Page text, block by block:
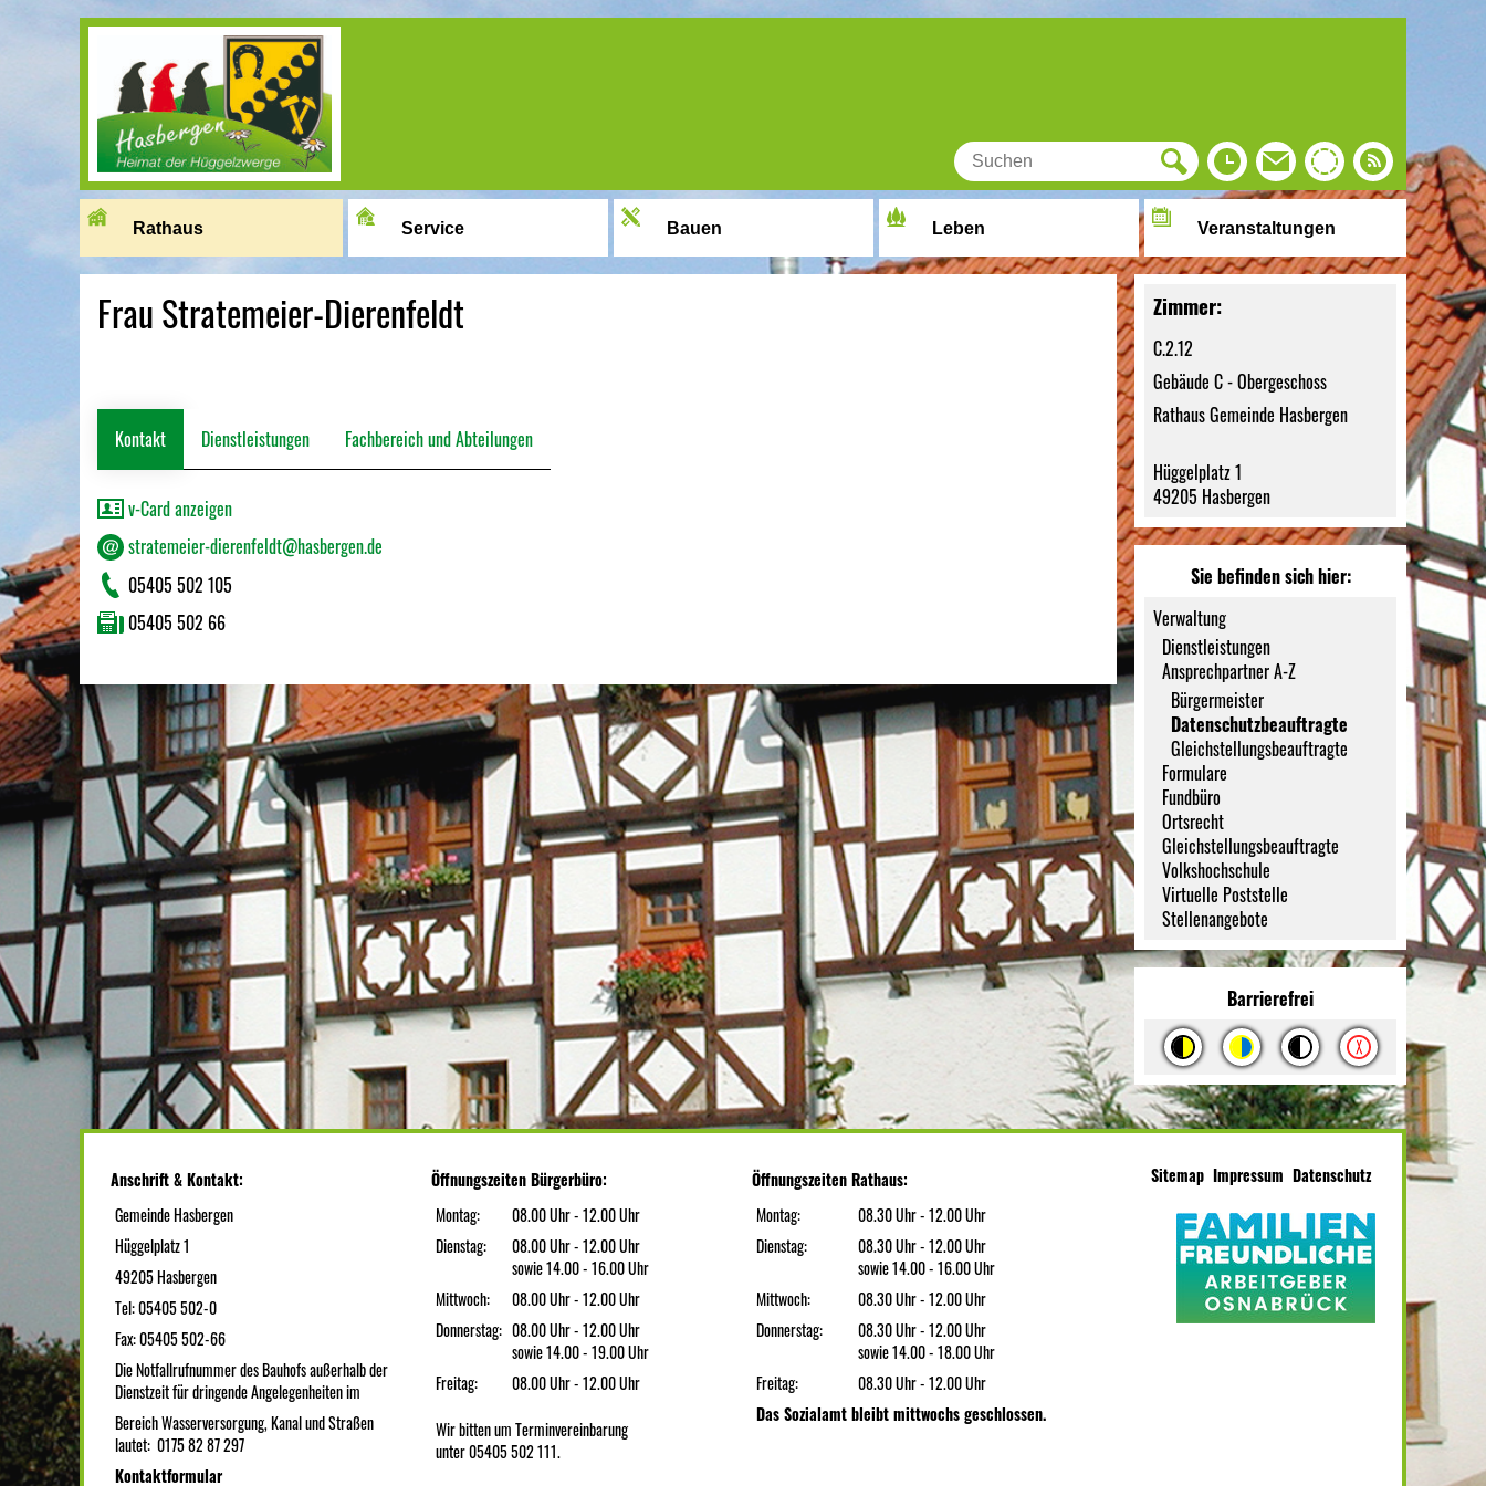
Rathaus Service Bauen Leben Veranstaltungen
Frau Stratemeier-Dierenfeldt
Kontakt Dienstleistungen Fachbereich und Abteilungen
v-Card anzeigen
stratemeier-dierenfeldt@hasbergen.de
05405 502 105
05405 502 66
Zimmer:
C.2.12
Gebäude C - Obergeschoss
Rathaus Gemeinde Hasbergen
Hüggelplatz 1
49205 Hasbergen
Sie befinden sich hier:
Verwaltung
Dienstleistungen
Ansprechpartner A-Z
Bürgermeister
Datenschutzbeauftragte
Gleichstellungsbeauftragte
Formulare
Fundbüro
Ortsrecht
Gleichstellungsbeauftragte
Volkshochschule
Virtuelle Poststelle
Stellenangebote
Barrierefrei
Anschrift & Kontakt:
Gemeinde Hasbergen
Hüggelplatz 1
49205 Hasbergen
Tel: 05405 502-0
Fax: 05405 502-66
Die Notfallrufnummer des Bauhofs außerhalb der
Dienstzeit für dringende Angelegenheiten im
Bereich Wasserversorgung, Kanal und Straßen
lautet: 0175 82 87 297
Kontaktformular
Öffnungszeiten Bürgerbüro:
Montag:
08.00 Uhr - 12.00 Uhr
Dienstag:
08.00 Uhr - 12.00 Uhr
sowie 14.00 - 16.00 Uhr
Mittwoch:
08.00 Uhr - 12.00 Uhr
Donnerstag: 08.00 Uhr - 12.00 Uhr
sowie 14.00 - 19.00 Uhr
Freitag:
08.00 Uhr - 12.00 Uhr
Wir bitten um Terminvereinbarung
unter 05405 502 111.
Öffnungszeiten Rathaus:
Montag:
08.30 Uhr - 12.00 Uhr
Dienstag:
08.30 Uhr - 12.00 Uhr
sowie 14.00 - 16.00 Uhr
Mittwoch:
08.30 Uhr - 12.00 Uhr
Donnerstag:
08.30 Uhr - 12.00 Uhr
sowie 14.00 - 18.00 Uhr
Freitag:
08.30 Uhr - 12.00 Uhr
Das Sozialamt bleibt mittwochs geschlossen.
Sitemap Impressum Datenschutz